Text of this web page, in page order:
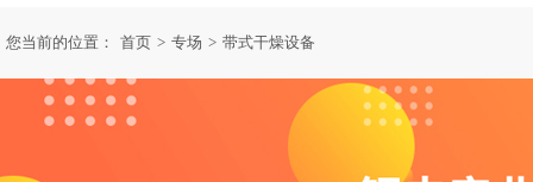
您当前的位置： 首页 > 专场 > 带式干燥设备